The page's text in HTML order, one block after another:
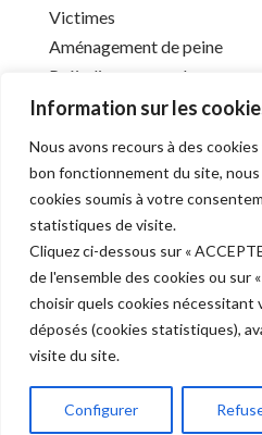
Information sur les
Nous avons recours à des
bon fonctionnement du site,
cookies soumis à votre
statistiques de visite.
Cliquez ci-dessous sur «
de l'ensemble des cookies ou sur
choisir quels cookies
déposés (cookies statistiques),
visite du site.
Configurer
Victimes
Aménagement de peine
Préjudice corporel
Infos utiles
Liens utiles
Mentions légales
Déontologie
Derniers articles